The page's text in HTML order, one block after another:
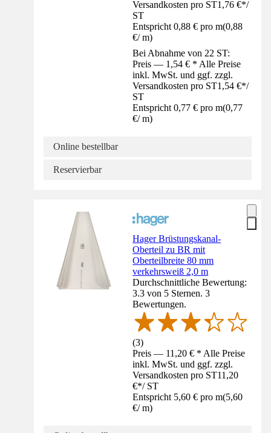
Versandkosten pro ST1,76 €*/
ST
Entspricht 0,88 € pro m(0,88
€/ m)
Bei Abnahme von 22 ST:
Preis — 1,54 € * Alle Preise
inkl. MwSt. und ggf. zzgl.
Versandkosten pro ST1,54 €*/
ST
Entspricht 0,77 € pro m(0,77
€/ m)
Online bestellbar
Reservierbar
Hager Brüstungskanal-
Oberteil zu BR mit
Oberteilbreite 80 mm
verkehrsweiß 2,0 m
Durchschnittliche Bewertung:
3.3 von 5 Sternen. 3
Bewertungen.
(3)
Preis — 11,20 € * Alle Preise
inkl. MwSt. und ggf. zzgl.
Versandkosten pro ST11,20
€*/ ST
Entspricht 5,60 € pro m(5,60
€/ m)